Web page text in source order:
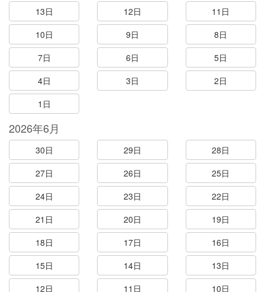
13日
12日
11日
10日
9日
8日
7日
6日
5日
4日
3日
2日
1日
2026年6月
30日 29日
28日
27日
26日
25日
24日
23日
22日
21日
20日
19日
18日
17日
16日
15日
14日
13日
12日
11日
10日